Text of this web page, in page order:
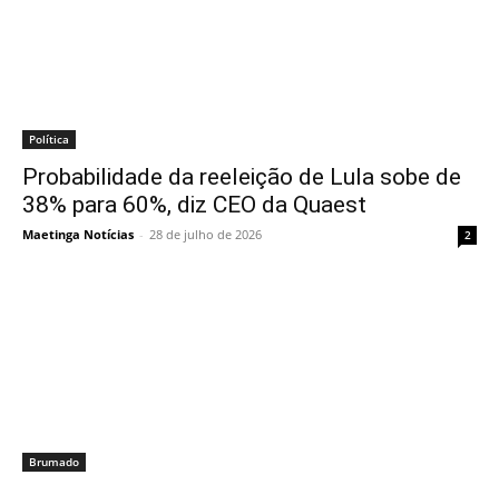
Política
Probabilidade da reeleição de Lula sobe de
38% para 60%, diz CEO da Quaest
Maetinga Notícias - 28 de julho de 2026 2
Brumado